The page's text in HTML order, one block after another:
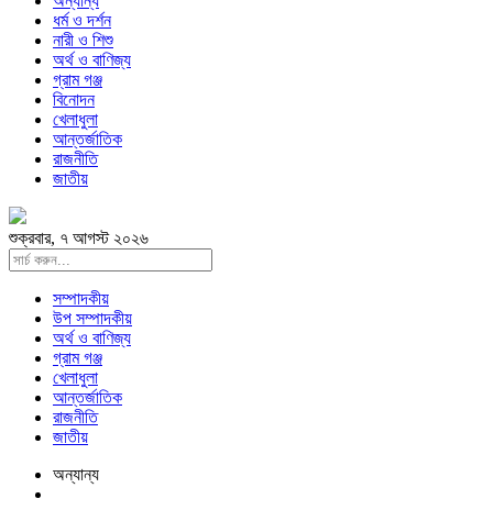
ধর্ম ও দর্শন
নারী ও শিশু
অর্থ ও বাণিজ্য
গ্রাম গঞ্জ
বিনোদন
খেলাধুলা
আন্তর্জাতিক
রাজনীতি
জাতীয়
শুক্রবার, ৭ আগস্ট ২০২৬
সম্পাদকীয়
উপ সম্পাদকীয়
অর্থ ও বাণিজ্য
গ্রাম গঞ্জ
খেলাধুলা
আন্তর্জাতিক
রাজনীতি
জাতীয়
অন্যান্য